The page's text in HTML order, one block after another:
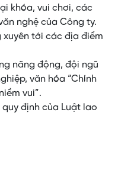
khóa, vui chơi, các
nghệ của Công ty.
tới các địa điểm
năng động, đội ngũ
văn hóa “Chính
vui”.
quy định của Luật lao